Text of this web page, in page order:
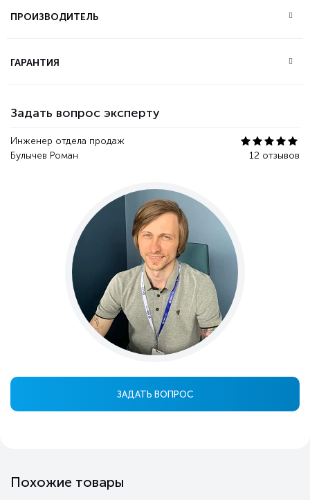
Задать вопрос эксперту
Инженер отдела продаж
Булычев Роман
12 отзывов
ЗАДАТЬ ВОПРОС
ПРОИЗВОДИТЕЛЬ
ГАРАНТИЯ
Похожие товары